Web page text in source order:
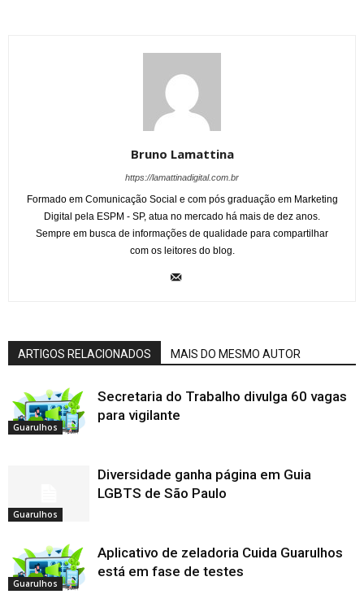
Bruno Lamattina
https://lamattinadigital.com.br
Formado em Comunicação Social e com pós graduação em Marketing
Digital pela ESPM - SP, atua no mercado há mais de dez anos.
Sempre em busca de informações de qualidade para compartilhar
com os leitores do blog.
ARTIGOS RELACIONADOS MAIS DO MESMO AUTOR
Guarulhos
Secretaria do Trabalho divulga 60 vagas
para vigilante
Guarulhos
Diversidade ganha página em Guia
LGBTS de São Paulo
Guarulhos
Aplicativo de zeladoria Cuida Guarulhos
está em fase de testes